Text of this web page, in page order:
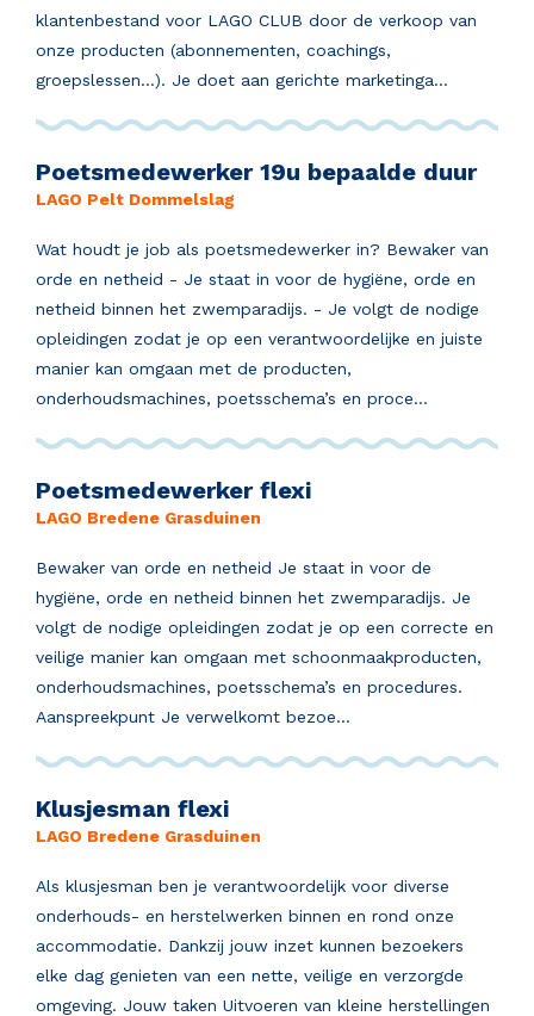
klantenbestand voor LAGO CLUB door de verkoop van
onze producten (abonnementen, coachings,
groepslessen...). Je doet aan gerichte marketinga...
Poetsmedewerker 19u bepaalde duur
LAGO Pelt Dommelslag
Wat houdt je job als poetsmedewerker in? Bewaker van
orde en netheid - Je staat in voor de hygiëne, orde en
netheid binnen het zwemparadijs. - Je volgt de nodige
opleidingen zodat je op een verantwoordelijke en juiste
manier kan omgaan met de producten,
onderhoudsmachines, poetsschema’s en proce...
Poetsmedewerker flexi
LAGO Bredene Grasduinen
Bewaker van orde en netheid Je staat in voor de
hygiëne, orde en netheid binnen het zwemparadijs. Je
volgt de nodige opleidingen zodat je op een correcte en
veilige manier kan omgaan met schoonmaakproducten,
onderhoudsmachines, poetsschema’s en procedures.
Aanspreekpunt Je verwelkomt bezoe...
Klusjesman flexi
LAGO Bredene Grasduinen
Als klusjesman ben je verantwoordelijk voor diverse
onderhouds- en herstelwerken binnen en rond onze
accommodatie. Dankzij jouw inzet kunnen bezoekers
elke dag genieten van een nette, veilige en verzorgde
omgeving. Jouw taken Uitvoeren van kleine herstellingen